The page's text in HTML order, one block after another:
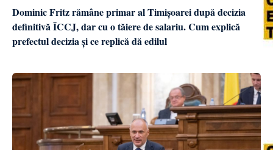
Dominic Fritz rămâne primar al Timișoarei după decizia
definitivă ÎCCJ, dar cu o tăiere de salariu. Cum explică
prefectul decizia și ce replică dă edilul